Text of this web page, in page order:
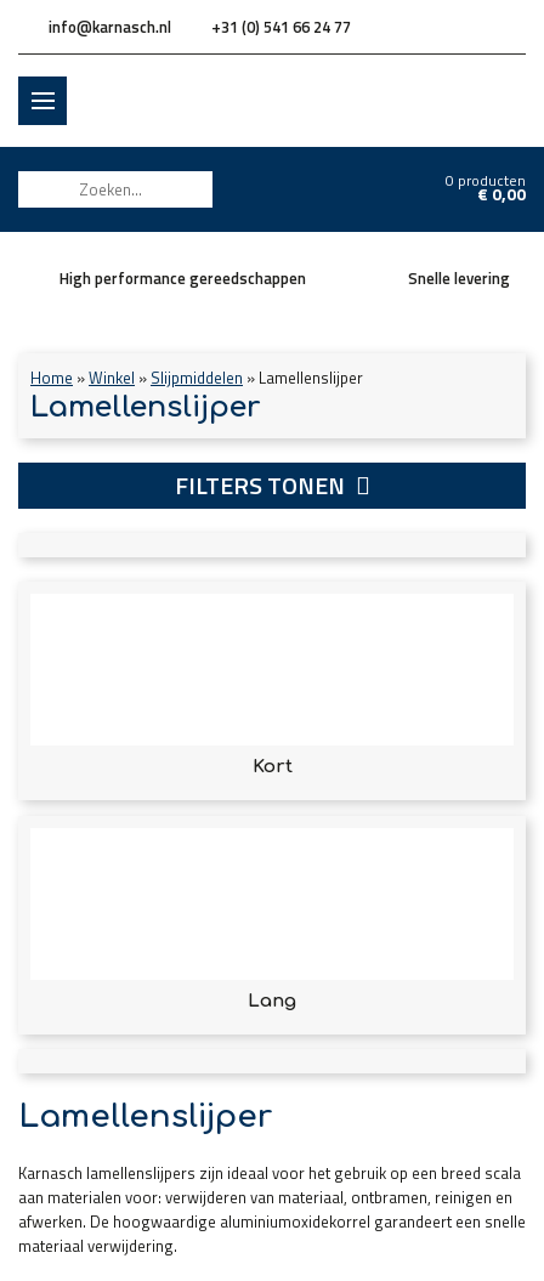
info@karnasch.nl +31 (0) 541 66 24 77
0 producten
€0,00
High performance gereedschappen Snelle levering
Home »Winkel » Slijpmiddelen » Lamellenslijper
Lamellenslijper
FILTERS TONEN
Kort
Lang
Lamellenslijper
Karnasch lamellenslijpers zijn ideaal voor het gebruik op een breed scala
aan materialen voor: verwijderen van materiaal, ontbramen, reinigen en
afwerken. De hoogwaardige aluminiumoxidekorrel garandeert een snelle
materiaal verwijdering.